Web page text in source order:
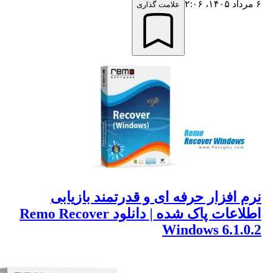
علامت گذاری
افزار حرفه ای و قدرتمند بازیابی
اطلاعات پاک شده | دانلود Remo Recover
Windows